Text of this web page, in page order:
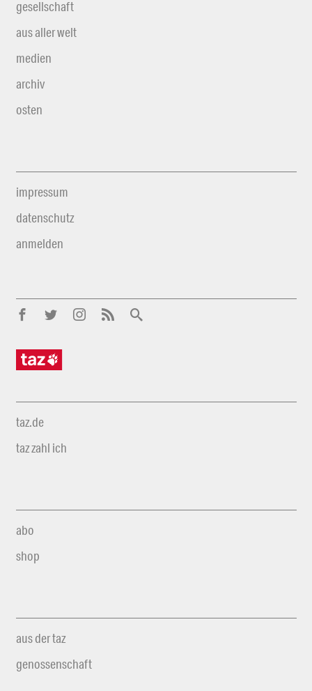
gesellschaft
aus aller welt
medien
archiv
osten
impressum
datenschutz
anmelden
taz.de
taz zahl ich
abo
shop
aus der taz
genossenschaft